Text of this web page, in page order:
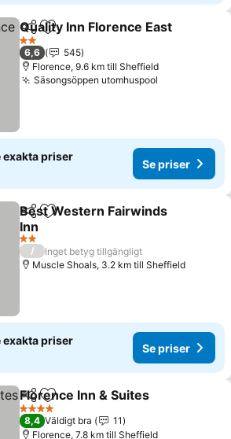
Dela Lägg till i Mina Favoriter
Quality Inn Florence East
2 Stjärnor
6,6
545
Florence, 9.6 km till Sheffield
Säsongsöppen utomhuspool
exakta priser
Se priser
Dela Lägg till i Mina Favoriter
Best Western Fairwinds
Inn
Se priser
2 Stjärnor
/
Inget betyg tillgängligt
Muscle Shoals, 3.2 km till Sheffield
exakta priser
Se priser
Dela Lägg till i Mina Favoriter
Florence Inn & Suites
4 Stjärnor
8,4 Väldigt bra
11
Florence, 7.8 km till Sheffield